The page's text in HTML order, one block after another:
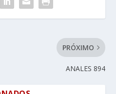
PRÓXIMO
ANALES 894